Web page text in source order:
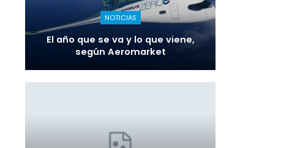
NOTICIAS
El año que se va y lo que viene,
según Aeromarket